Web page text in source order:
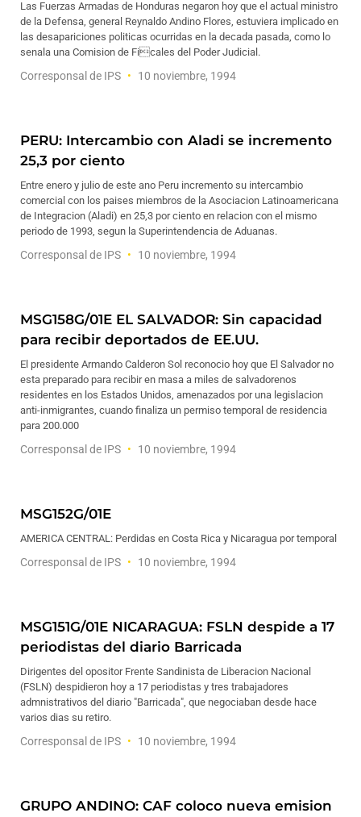
Las Fuerzas Armadas de Honduras negaron hoy que el actual ministro
de la Defensa, general Reynaldo Andino Flores, estuviera implicado en
las desapariciones politicas ocurridas en la decada pasada, como lo
senala una Comision de Ficales del Poder Judicial.
Corresponsal de IPS 10 noviembre, 1994
PERU: Intercambio con Aladi se incremento
25,3 por ciento
Entre enero y julio de este ano Peru incremento su intercambio
comercial con los paises miembros de la Asociacion Latinoamericana
de Integracion (Aladi) en 25,3 por ciento en relacion con el mismo
periodo de 1993, segun la Superintendencia de Aduanas.
Corresponsal de IPS 10 noviembre, 1994
MSG158G/01E EL SALVADOR: Sin capacidad
para recibir deportados de EE.UU.
El presidente Armando Calderon Sol reconocio hoy que El Salvador no
esta preparado para recibir en masa a miles de salvadorenos
residentes en los Estados Unidos, amenazados por una legislacion
anti-inmigrantes, cuando finaliza un permiso temporal de residencia
para 200.000
Corresponsal de IPS 10 noviembre, 1994
MSG152G/01E
AMERICA CENTRAL: Perdidas en Costa Rica y Nicaragua por temporal
Corresponsal de IPS 10 noviembre, 1994
MSG151G/01E NICARAGUA: FSLN despide a 17
periodistas del diario Barricada
Dirigentes del opositor Frente Sandinista de Liberacion Nacional
(FSLN) despidieron hoy a 17 periodistas y tres trabajadores
admnistrativos del diario "Barricada", que negociaban desde hace
varios dias su retiro.
Corresponsal de IPS 10 noviembre, 1994
GRUPO ANDINO: CAF coloco nueva emision